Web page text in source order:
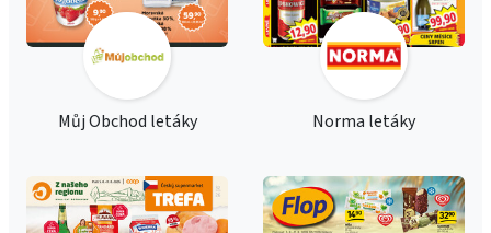
Můj Obchod letáky Norma letáky